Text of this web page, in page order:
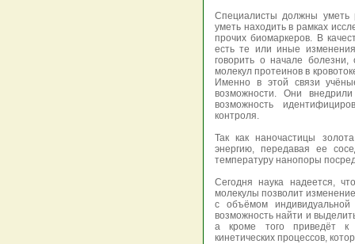
Специалисты должны уметь
уметь находить в рамках
прочих биомаркеров. В
есть те или иные
говорить о начале
молекул протеинов в
Именно в этой связи
возможности. Они
возможность
контроля.
Так как наночастицы
энергию, передавая ее
температуру нанопоры
Сегодня наука надеется,
молекулы позволит
с объёмом
возможность найти и
а кроме того приведёт к
кинетических процессов,